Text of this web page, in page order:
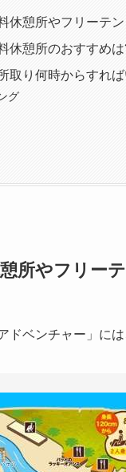
休憩所やフリーテ
休憩所のおすすめ
取り何時からすれ
グ
所やフリー
ドベンチャー」には